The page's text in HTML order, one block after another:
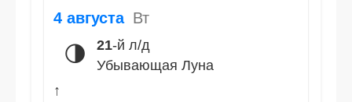
4 августа Вт
🌗 21-й л/д
Убывающая Луна
↑